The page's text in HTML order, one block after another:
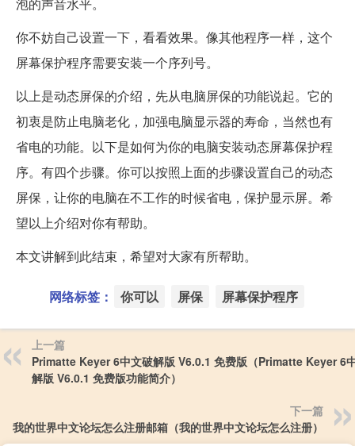
泡的声音水平。
你不妨自己设置一下，看看效果。像其他程序一样，这个
屏幕保护程序需要安装一个序列号。
以上是动态屏保的介绍，先从电脑屏保的功能说起。它的
初衷是防止电脑老化，加强电脑显示器的寿命，当然也有
省电的功能。以下是如何为你的电脑安装动态屏幕保护程
序。有四个步骤。你可以按照上面的步骤设置自己的动态
屏保，让你的电脑在不工作的时候省电，保护显示屏。希
望以上介绍对你有帮助。
本文讲解到此结束，希望对大家有所帮助。
网络标签： 你可以 屏保 屏幕保护程序
上一篇
Primatte Keyer 6中文破解版 V6.0.1 免费版（Primatte Keyer 6
解版 V6.0.1 免费版功能简介）
下一篇
我的世界中文论坛怎么注册邮箱（我的世界中文论坛怎么注册）